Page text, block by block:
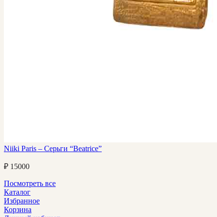
Niiki Paris – Серьги “Beatrice”
₽ 15000
Посмотреть все
Каталог
Избранное
Корзина